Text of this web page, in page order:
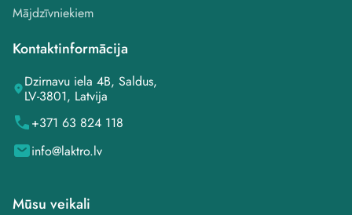
Mājdzīvniekiem
Kontaktinformācija
Dzirnavu iela 4B, Saldus,
LV-3801, Latvija
+371 63 824 118
info@laktro.lv
Mūsu veikali